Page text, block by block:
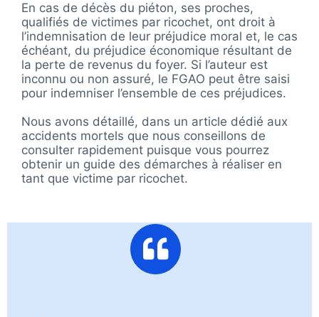
En cas de décès du piéton, ses proches,
qualifiés de victimes par ricochet, ont droit à
l’indemnisation de leur préjudice moral et, le cas
échéant, du préjudice économique résultant de
la perte de revenus du foyer. Si l’auteur est
inconnu ou non assuré, le FGAO peut être saisi
pour indemniser l’ensemble de ces préjudices.
Nous avons détaillé, dans un article dédié aux
accidents mortels que nous conseillons de
consulter rapidement puisque vous pourrez
obtenir un guide des démarches à réaliser en
tant que victime par ricochet.